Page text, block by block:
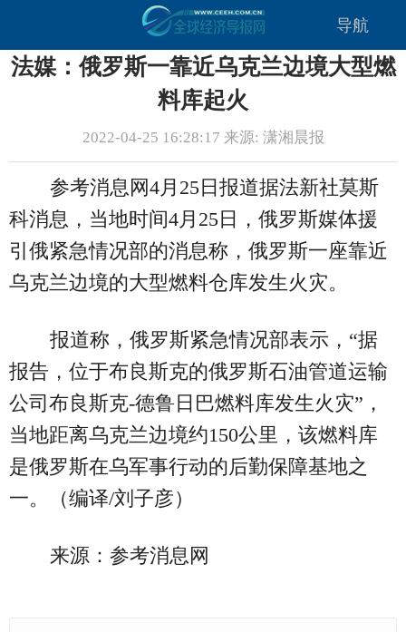
导航
法媒：俄罗斯一靠近乌克兰边境大型燃
料库起火
2022-04-25 16:28:17 来源: 潇湘晨报
参考消息网4月25日报道据法新社莫斯
科消息，当地时间4月25日，俄罗斯媒体援
引俄紧急情况部的消息称，俄罗斯一座靠近
乌克兰边境的大型燃料仓库发生火灾。
报道称，俄罗斯紧急情况部表示，“据
报告，位于布良斯克的俄罗斯石油管道运输
公司布良斯克-德鲁日巴燃料库发生火灾”，
当地距离乌克兰边境约150公里，该燃料库
是俄罗斯在乌军事行动的后勤保障基地之
一。（编译/刘子彦）
来源：参考消息网